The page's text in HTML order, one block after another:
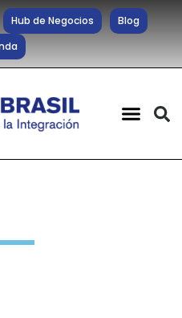
Hub de Negocios
Blog